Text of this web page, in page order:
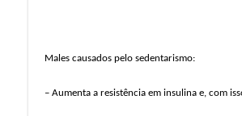
Males causados pelo sedentarismo:
– Aumenta a resistência em insulina e, com